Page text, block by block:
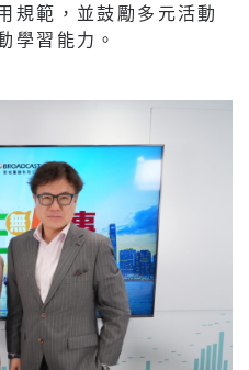
規範，並鼓勵多元活動
學習能力。